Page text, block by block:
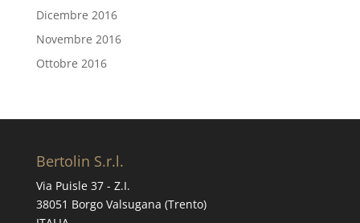
Dicembre 2016
Novembre 2016
Ottobre 2016
Bertolin S.r.l.
Via Puisle 37 - Z.I.
38051 Borgo Valsugana (Trento)